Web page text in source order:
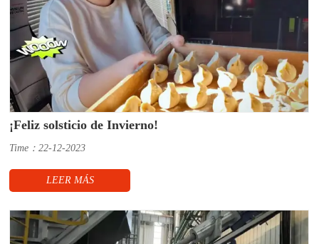
¡Feliz solsticio de Invierno!
Time：22-12-2023
LEER MÁS